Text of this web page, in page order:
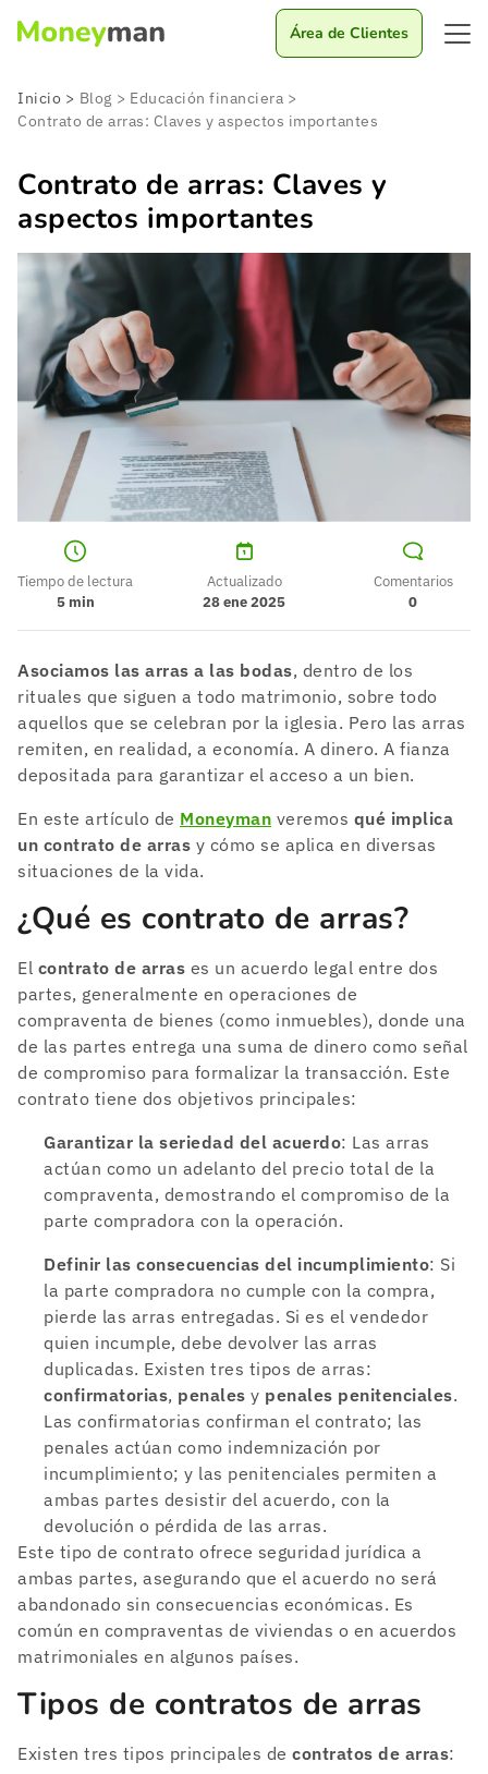
Área de Clientes
Inicio > Blog > Educación financiera >
Contrato de arras: Claves y aspectos importantes
Contrato de arras: Claves y
aspectos importantes
Tiempo de lectura
5min
Actualizado
28 ene 2025
Comentarios
0
Asociamos las arras a las bodas, dentro de los
rituales que siguen a todo matrimonio, sobre todo
aquellos que se celebran por la iglesia. Pero las arras
remiten, en realidad, a economía. A dinero. A fianza
depositada para garantizar el acceso a un bien.
En este artículo de Moneyman veremos qué implica
un contrato de arras y cómo se aplica en diversas
situaciones de la vida.
¿Qué es contrato de arras?
El contrato de arras es un acuerdo legal entre dos
partes, generalmente en operaciones de
compraventa de bienes (como inmuebles), donde una
de las partes entrega una suma de dinero como señal
de compromiso para formalizar la transacción. Este
contrato tiene dos objetivos principales:
Garantizar la seriedad del acuerdo: Las arras
actúan como un adelanto del precio total de la
compraventa, demostrando el compromiso de la
parte compradora con la operación.
Definir las consecuencias del incumplimiento: Si
la parte compradora no cumple con la compra,
pierde las arras entregadas. Si es el vendedor
quien incumple, debe devolver las arras
duplicadas. Existen tres tipos de arras:
confirmatorias, penales y penales penitenciales.
Las confirmatorias confirman el contrato; las
penales actúan como indemnización por
incumplimiento; y las penitenciales permiten a
ambas partes desistir del acuerdo, con la
devolución o pérdida de las arras.
Este tipo de contrato ofrece seguridad jurídica a
ambas partes, asegurando que el acuerdo no será
abandonado sin consecuencias económicas. Es
común en compraventas de viviendas o en acuerdos
matrimoniales en algunos países.
Tipos de contratos de arras
Existen tres tipos principales de contratos de arras: